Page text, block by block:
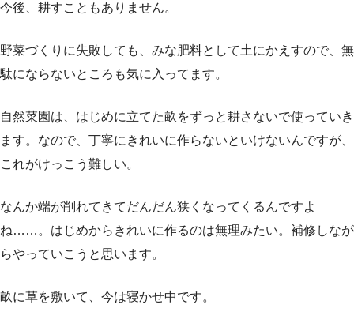
今後、耕すこともありません。
野菜づくりに失敗しても、みな肥料として土にかえすので、無
駄にならないところも気に入ってます。
自然菜園は、はじめに立てた畝をずっと耕さないで使っていき
ます。なので、丁寧にきれいに作らないといけないんですが、
これがけっこう難しい。
なんか端が削れてきてだんだん狭くなってくるんですよ
ね……。はじめからきれいに作るのは無理みたい。補修しなが
らやっていこうと思います。
畝に草を敷いて、今は寝かせ中です。